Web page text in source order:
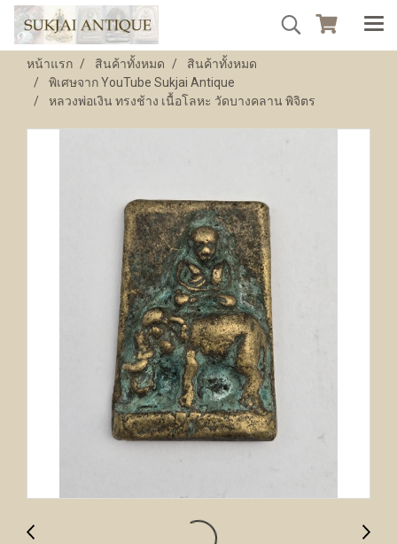
หน้าแรก สินค้าทั้งหมด
สินค้าทั้งหมด
พิเศษจาก YouTube Sukjai Antique
หลวงพ่อเงิน ทรงช้าง เนื้อโลหะ วัดบางคลาน พิจิตร